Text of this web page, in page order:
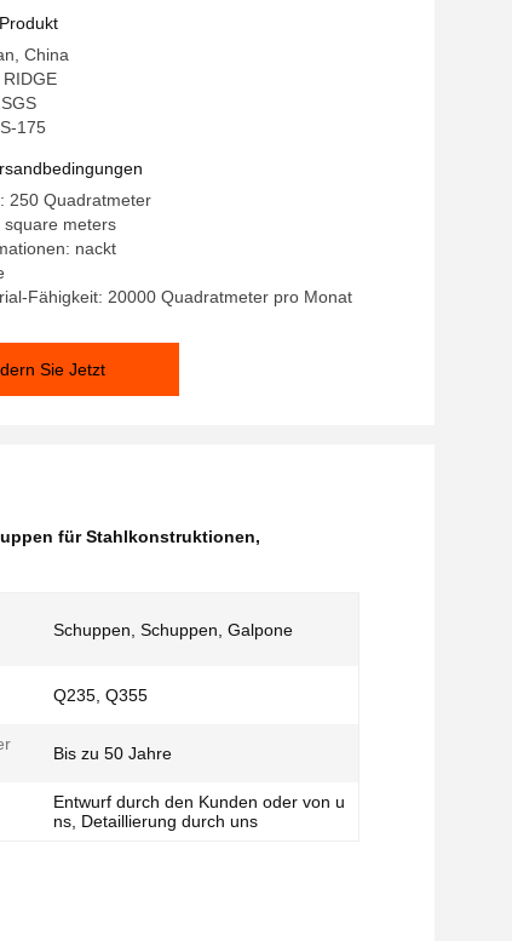
China
175
250 Quadratmeter
square meters
nackt
Fähigkeit: 20000 Quadratmeter pro Monat
Sie Jetzt
für Stahlkonstruktionen,
Schuppen, Schuppen, Galpone
Q235, Q355
Bis zu 50 Jahre
Entwurf durch den Kunden oder von u
ns, Detaillierung durch uns